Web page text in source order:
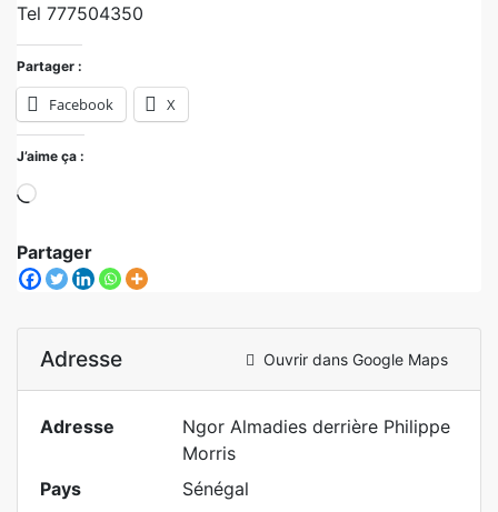
Tel 777504350
Partager :
Facebook X
J’aime ça :
Partager
Adresse Ouvrir dans Google Maps
Adresse
Ngor Almadies derrière Philippe
Morris
Pays
Sénégal